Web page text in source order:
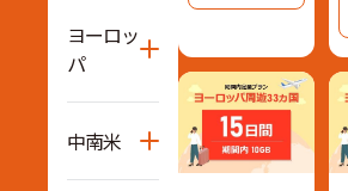
ヨーロッ
パ
中南米